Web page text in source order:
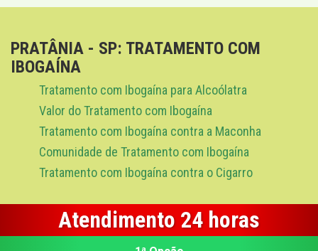
PRATÂNIA - SP: TRATAMENTO COM
IBOGAÍNA
Tratamento com Ibogaína para Alcoólatra
Valor do Tratamento com Ibogaína
Tratamento com Ibogaína contra a Maconha
Comunidade de Tratamento com Ibogaína
Tratamento com Ibogaína contra o Cigarro
Atendimento 24 horas